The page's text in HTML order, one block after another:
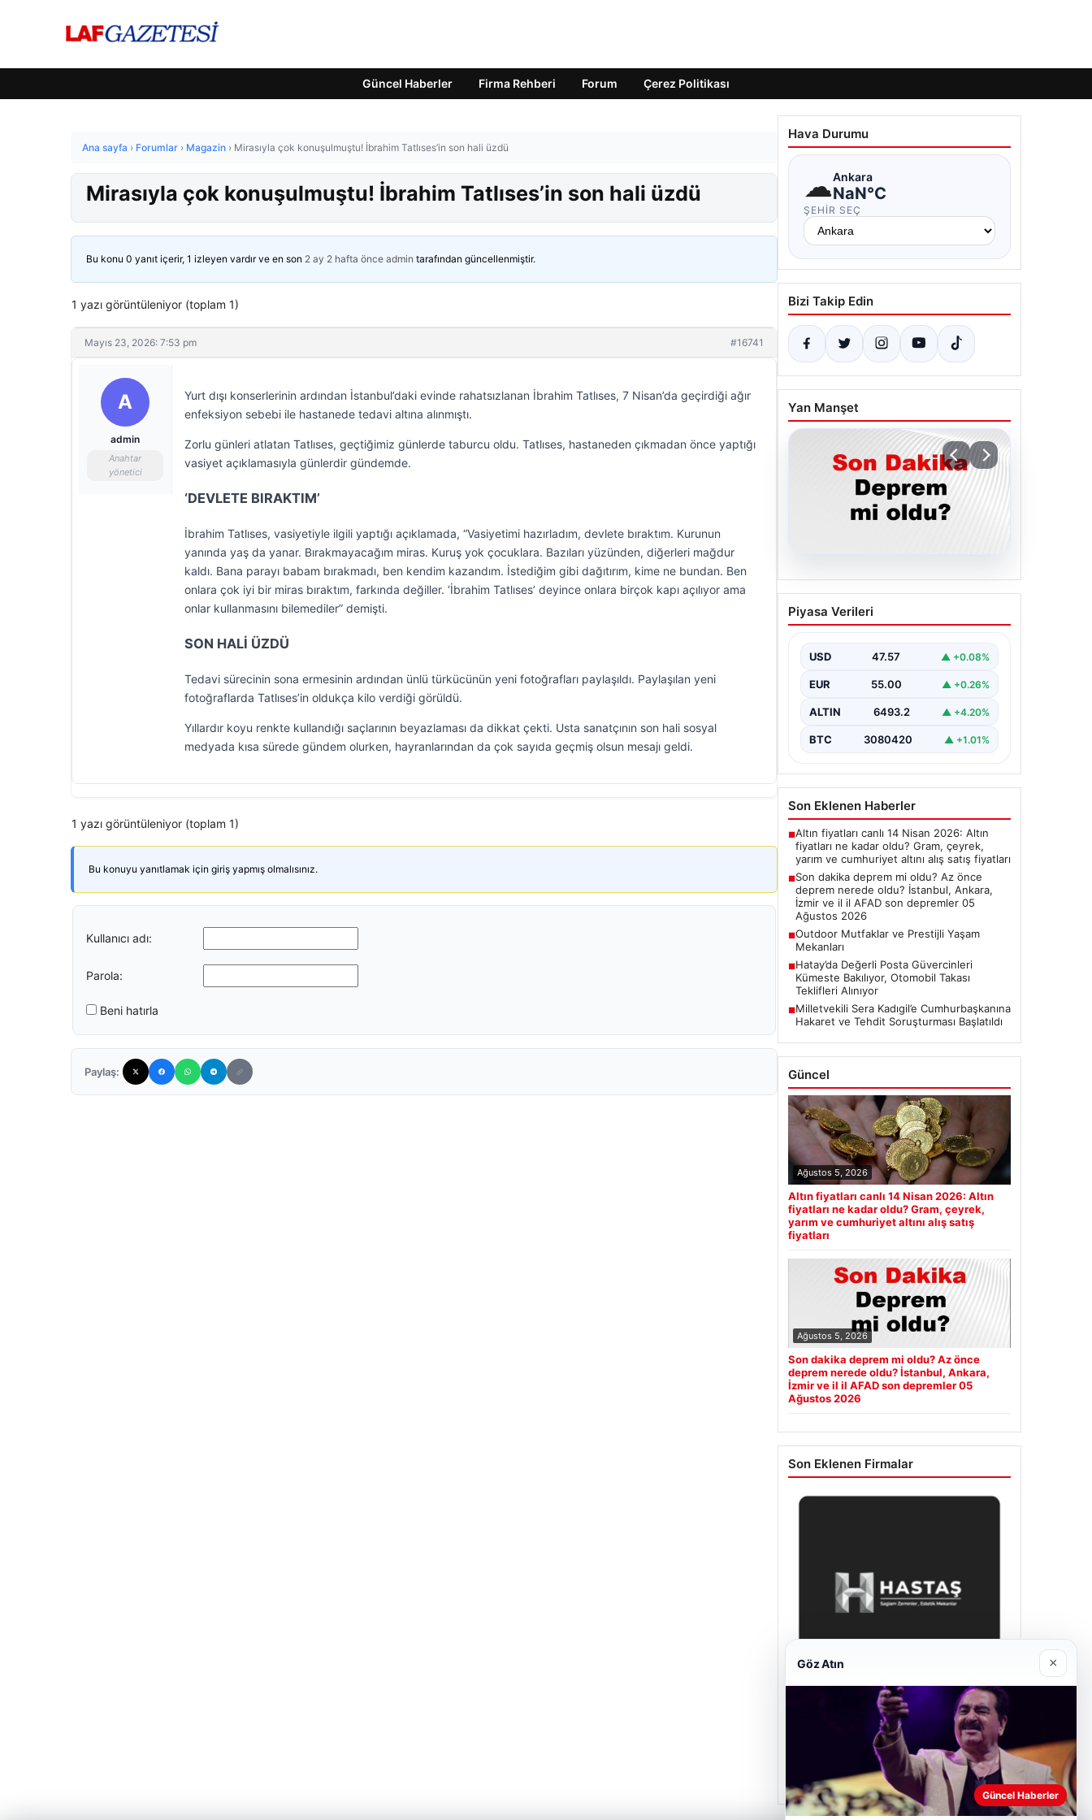
Güncel Haberler Firma Rehberi Forum Çerez Politikası
Ana sayfa › Forumlar › Magazin › Mirasıyla çok konuşulmuştu! İbrahim Tatlıses’in son hali üzdü
Mirasıyla çok konuşulmuştu! İbrahim Tatlıses’in son hali üzdü
Bu konu 0 yanıt içerir, 1 izleyen vardır ve en son 2 ay 2 hafta önce admin tarafından güncellenmiştir.
1 yazı görüntüleniyor (toplam 1)
Mayıs 23, 2026: 7:53 pm #16741
A
admin
Anahtar
yönetici
Yurt dışı konserlerinin ardından İstanbul’daki evinde rahatsızlanan İbrahim Tatlıses, 7 Nisan’da geçirdiği ağır
enfeksiyon sebebi ile hastanede tedavi altına alınmıştı.
Zorlu günleri atlatan Tatlıses, geçtiğimiz günlerde taburcu oldu. Tatlıses, hastaneden çıkmadan önce yaptığı
vasiyet açıklamasıyla günlerdir gündemde.
‘DEVLETE BIRAKTIM’
İbrahim Tatlıses, vasiyetiyle ilgili yaptığı açıklamada, “Vasiyetimi hazırladım, devlete bıraktım. Kurunun
yanında yaş da yanar. Bırakmayacağım miras. Kuruş yok çocuklara. Bazıları yüzünden, diğerleri mağdur
kaldı. Bana parayı babam bırakmadı, ben kendim kazandım. İstediğim gibi dağıtırım, kime ne bundan. Ben
onlara çok iyi bir miras bıraktım, farkında değiller. ‘İbrahim Tatlıses’ deyince onlara birçok kapı açılıyor ama
onlar kullanmasını bilemediler” demişti.
SON HALİ ÜZDÜ
Tedavi sürecinin sona ermesinin ardından ünlü türkücünün yeni fotoğrafları paylaşıldı. Paylaşılan yeni
fotoğraflarda Tatlıses’in oldukça kilo verdiği görüldü.
Yıllardır koyu renkte kullandığı saçlarının beyazlaması da dikkat çekti. Usta sanatçının son hali sosyal
medyada kısa sürede gündem olurken, hayranlarından da çok sayıda geçmiş olsun mesajı geldi.
1 yazı görüntüleniyor (toplam 1)
Bu konuyu yanıtlamak için giriş yapmış olmalısınız.
Kullanıcı adı:
Parola:
Beni hatırla
Paylaş:
Hava Durumu
☁Ankara
NaN°C
ŞEHIR SEÇ
Bizi Takip Edin
Yan Manşet
05.08.2026
Son dakika deprem mi
oldu? Az önce deprem
Ankara, İzmir ve il il AFAD
son depremler 05
{ "title": "05 Ağustos 2026 Güncel
Değerlendirmeler", "content":
Piyasa Verileri
USD 47.57 ▲ +0.08%
EUR 55.00 ▲ +0.26%
ALTIN 6493.2 ▲ +4.20%
BTC 3080420 ▲ +1.01%
Son Eklenen Haberler
■Altın fiyatları canlı 14 Nisan 2026: Altın
fiyatları ne kadar oldu? Gram, çeyrek,
yarım ve cumhuriyet altını alış satış fiyatları
■Son dakika deprem mi oldu? Az önce
deprem nerede oldu? İstanbul, Ankara,
İzmir ve il il AFAD son depremler 05
Ağustos 2026
■Outdoor Mutfaklar ve Prestijli Yaşam
Mekanları
■Hatay’da Değerli Posta Güvercinleri
Kümeste Bakılıyor, Otomobil Takası
Teklifleri Alınıyor
■Milletvekili Sera Kadıgil’e Cumhurbaşkanına
Hakaret ve Tehdit Soruşturması Başlatıldı
Güncel
Ağustos 5, 2026
Altın fiyatları canlı 14 Nisan 2026: Altın
fiyatları ne kadar oldu? Gram, çeyrek,
yarım ve cumhuriyet altını alış satış
fiyatları
Ağustos 5, 2026
Son dakika deprem mi oldu? Az önce
deprem nerede oldu? İstanbul, Ankara,
İzmir ve il il AFAD son depremler 05
Ağustos 2026
Son Eklenen Firmalar
Göz Atın ×
Güncel Haberler